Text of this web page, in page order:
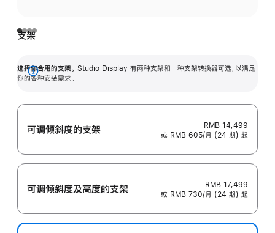
支架
选择你合用的支架。 Studio Display 有两种支架和一种支架转换器可选，以满足
你的各种安装需求。
展
可调倾斜度的支架
RMB 14,499
或 RMB 605/月 (24 期) 起
可调倾斜度及高‍度的支‍架
RMB 17,499
或 RMB 730/月 (24 期) 起